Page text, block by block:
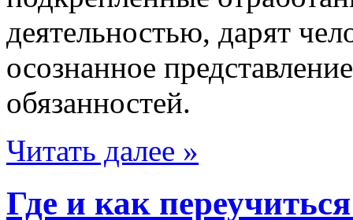
деятельностью, дарят
осознанное
обязанностей.
Читать далее »
Где и как